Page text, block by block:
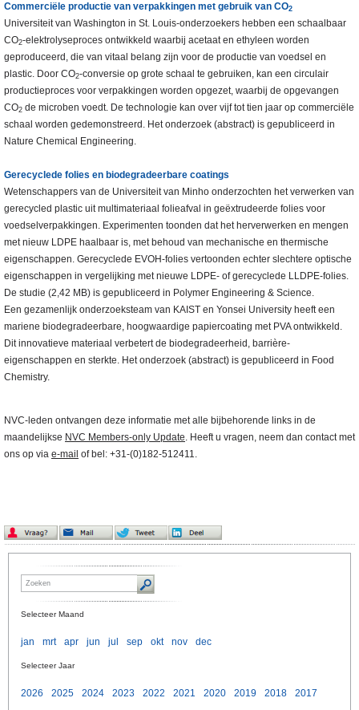
Commerciële productie van verpakkingen met gebruik van CO2
Universiteit van Washington in St. Louis-onderzoekers hebben een schaalbaar
CO2-elektrolyseproces ontwikkeld waarbij acetaat en ethyleen worden
geproduceerd, die van vitaal belang zijn voor de productie van voedsel en
plastic. Door CO2-conversie op grote schaal te gebruiken, kan een circulair
productieproces voor verpakkingen worden opgezet, waarbij de opgevangen
CO2 de microben voedt. De technologie kan over vijf tot tien jaar op commerciële
schaal worden gedemonstreerd. Het onderzoek (abstract) is gepubliceerd in
Nature Chemical Engineering.
Gerecyclede folies en biodegradeerbare coatings
Wetenschappers van de Universiteit van Minho onderzochten het verwerken van
gerecycled plastic uit multimateriaal folieafval in geëxtrudeerde folies voor
voedselverpakkingen. Experimenten toonden dat het herverwerken en mengen
met nieuw LDPE haalbaar is, met behoud van mechanische en thermische
eigenschappen. Gerecyclede EVOH-folies vertoonden echter slechtere optische
eigenschappen in vergelijking met nieuwe LDPE- of gerecyclede LLDPE-folies.
De studie (2,42 MB) is gepubliceerd in Polymer Engineering & Science.
Een gezamenlijk onderzoeksteam van KAIST en Yonsei University heeft een
mariene biodegradeerbare, hoogwaardige papiercoating met PVA ontwikkeld.
Dit innovatieve materiaal verbetert de biodegradeerheid, barrière-
eigenschappen en sterkte. Het onderzoek (abstract) is gepubliceerd in Food
Chemistry.
NVC-leden ontvangen deze informatie met alle bijbehorende links in de
maandelijkse NVC Members-only Update. Heeft u vragen, neem dan contact met
ons op via e-mail of bel: +31-(0)182-512411.
Selecteer Maand
jan mrt apr jun jul sep okt nov dec
Selecteer Jaar
2026 2025 2024 2023 2022 2021 2020 2019 2018
2017